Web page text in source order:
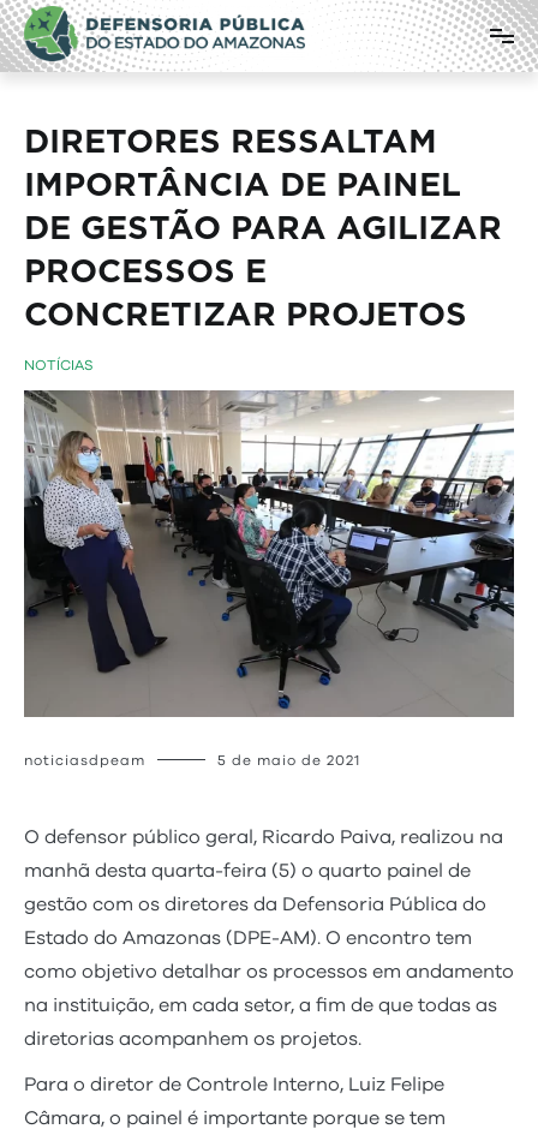
Pular
para
o
conteúdo
Defensoria Pública do Estado do
Amazonas
DIRETORES RESSALTAM
IMPORTÂNCIA DE PAINEL
DE GESTÃO PARA AGILIZAR
PROCESSOS E
CONCRETIZAR PROJETOS
NOTÍCIAS
noticiasdpeam 5 de maio de 2021
O defensor público geral, Ricardo Paiva, realizou na
manhã desta quarta-feira (5) o quarto painel de
gestão com os diretores da Defensoria Pública do
Estado do Amazonas (DPE-AM). O encontro tem
como objetivo detalhar os processos em andamento
na instituição, em cada setor, a fim de que todas as
diretorias acompanhem os projetos.
Para o diretor de Controle Interno, Luiz Felipe
Câmara, o painel é importante porque se tem